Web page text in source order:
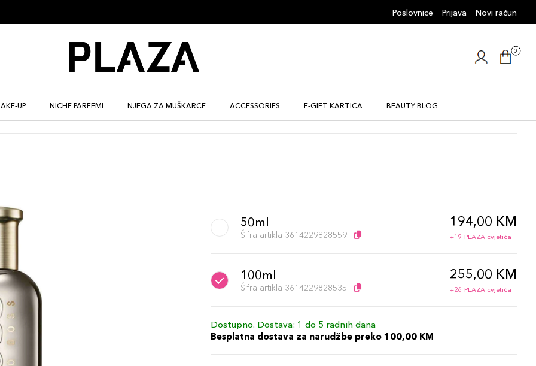
Poslovnice Prijava Novi račun
0
UP NICHE PARFEMI NJEGA ZA MUŠKARCE ACCESSORIES E-GIFT KARTICA BEAUTY BLOG
50ml
Šifra artikla 3614229828559
194,00 KM
+19 PLAZA cvjetića
100ml
Šifra artikla 3614229828535
255,00 KM
+26 PLAZA cvjetića
Dostupno. Dostava: 1 do 5 radnih dana
Besplatna dostava za narudžbe preko 100,00 KM